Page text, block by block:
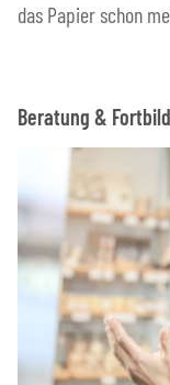
das Papier schon
Beratung &